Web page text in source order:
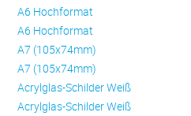
A6 Hochformat
A6 Hochformat
A7 (105x74mm)
A7 (105x74mm)
Acrylglas-Schilder Weiß
Acrylglas-Schilder Weiß